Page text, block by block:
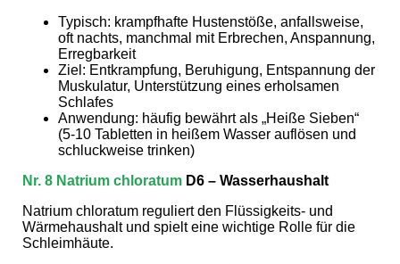
Typisch: krampfhafte Hustenstöße, anfallsweise,
oft nachts, manchmal mit Erbrechen, Anspannung,
Erregbarkeit
Ziel: Entkrampfung, Beruhigung, Entspannung der
Muskulatur, Unterstützung eines erholsamen
Schlafes
Anwendung: häufig bewährt als „Heiße Sieben“
(5-10 Tabletten in heißem Wasser auflösen und
schluckweise trinken)
Nr. 8 Natrium chloratum D6 – Wasserhaushalt
Natrium chloratum reguliert den Flüssigkeits- und
Wärmehaushalt und spielt eine wichtige Rolle für die
Schleimhäute.